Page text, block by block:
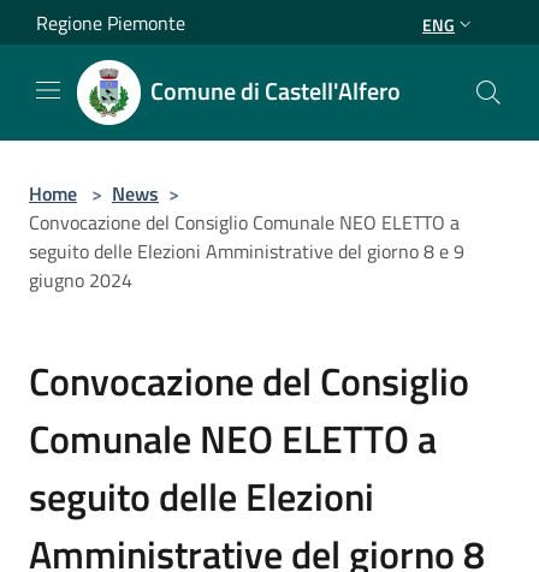
Salta al contenuto principale
Regione Piemonte ENG
Comune di Castell'Alfero
Home > News >
Convocazione del Consiglio Comunale NEO ELETTO a
seguito delle Elezioni Amministrative del giorno 8 e 9
giugno 2024
Convocazione del Consiglio
Comunale NEO ELETTO a
seguito delle Elezioni
Amministrative del giorno 8